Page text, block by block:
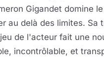
Gigandet domine
au delà des limites. Sa
de l'acteur fait une
incontrôlable, et